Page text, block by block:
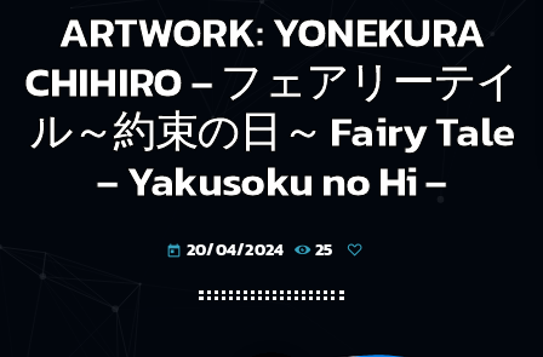
ARTWORK: YONEKURA
CHIHIRO – フェアリーテイ
ル～約束の日～ Fairy Tale
– Yakusoku no Hi –
today 20/04/2024 25